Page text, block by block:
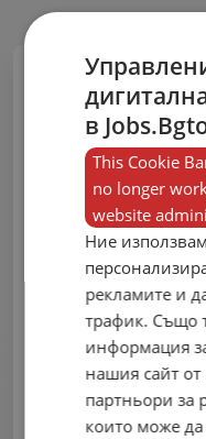
места
Влез в своя
публикуваш
профилиран
на туризма.
Email
в
This Cookie
no longer
website
Ние
рекламите и
трафик. Също
информация
нашия сайт
партньори за
които може